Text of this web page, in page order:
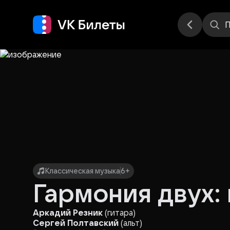
Классическая музыка6+
Гармония двух:
Аркадий Резник (гитара)
Сергей Полтавский (альт)